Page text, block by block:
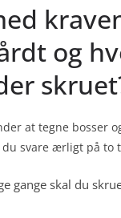
og
at tegne bosser
du svare ærligt på to
gange skal du